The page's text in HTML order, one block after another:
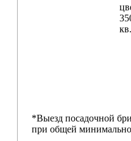
*Выезд посадочной
при общей